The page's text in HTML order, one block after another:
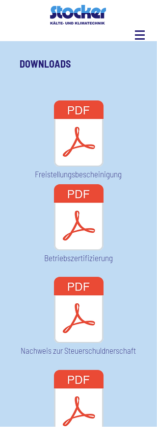
DOWNLOADS
Freistellungsbescheinigung
Betriebszertifizierung
Nachweis zur Steuerschuldnerschaft